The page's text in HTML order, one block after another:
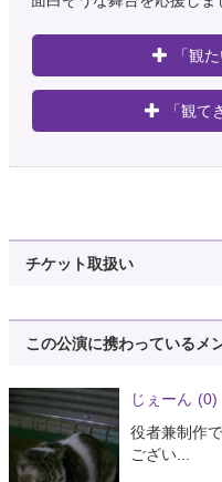
「観
「観て
チケット取扱い
この公演に携わっているメ
じぇーん (0)
役者兼制作
ござい...